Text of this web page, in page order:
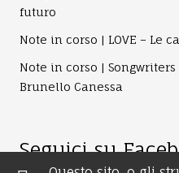
futuro
Note in corso | LOVE – Le
Note in corso |
Brunello Canessa
Seguici su